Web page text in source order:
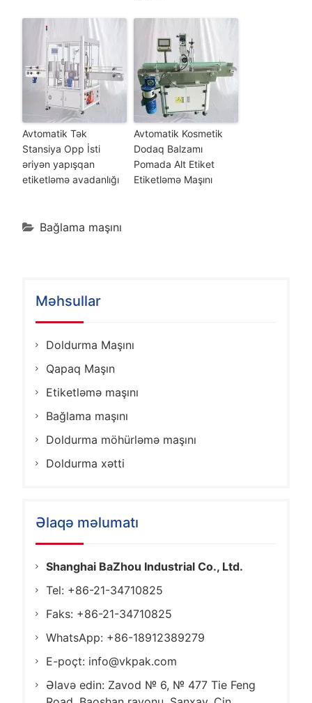
Avtomatik Tək
Stansiya Opp İsti
əriyən yapışqan
etiketləmə avadanlığı
Avtomatik Kosmetik
Dodaq Balzamı
Pomada Alt Etiket
Etiketləmə Maşını
Bağlama maşını
Məhsullar
Doldurma Maşını
Qapaq Maşın
Etiketləmə maşını
Bağlama maşını
Doldurma möhürləmə maşını
Doldurma xətti
Əlaqə məlumatı
Shanghai BaZhou Industrial Co., Ltd.
Tel: +86-21-34710825
Faks: +86-21-34710825
WhatsApp: +86-18912389279
E-poçt: info@vkpak.com
Əlavə edin: Zavod № 6, № 477 Tie Feng